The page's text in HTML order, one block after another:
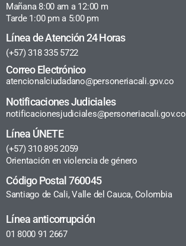
Mañana 8:00 am a 12:00 m
Tarde 1:00 pm a 5:00 pm
Línea de Atención 24 Horas
(+57) 318 335 5722
Correo Electrónico
atencionalciudadano@personeriacali.gov.co
Notificaciones Judiciales
notificacionesjudiciales@personeriacali.gov.co
Línea ÚNETE
(+57) 310 895 2059
Orientación en violencia de género
Código Postal 760045
Santiago de Cali, Valle del Cauca, Colombia
Línea anticorrupción
01 8000 91 2667